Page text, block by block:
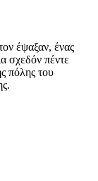
έψαξαν, ένας
σχεδόν πέντε
πόλης του